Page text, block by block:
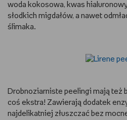
woda kokosowa, kwas
słodkich migdałów, a nawet
ślimaka.
Drobnoziarniste peelingi mają też
coś ekstra! Zawierają dodatek
najdelikatniej złuszczać bez